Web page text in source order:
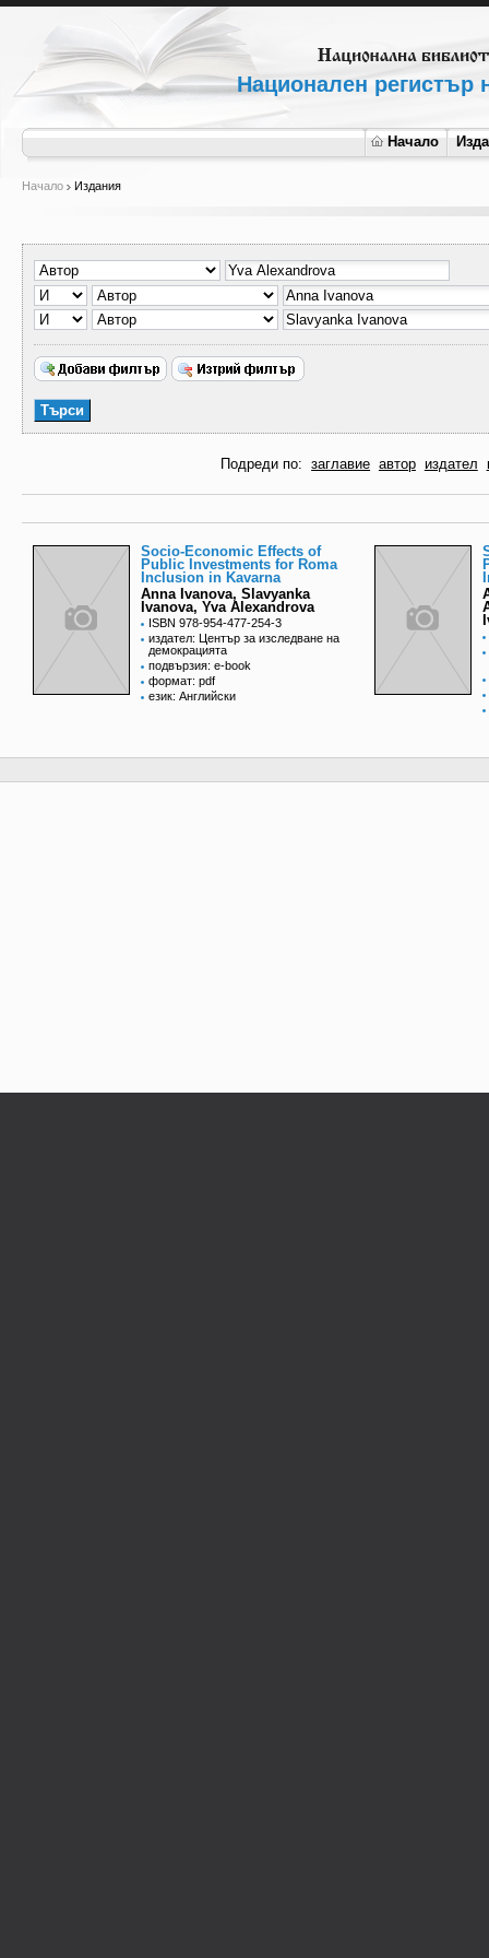
Национален регистър
Начало
Начало Издания
Подреди по: заглавие автор издател
Socio-Economic Effects of
Public Investments for Roma
Inclusion in Kavarna
Anna Ivanova, Slavyanka
Ivanova, Yva Alexandrova
ISBN 978-954-477-254-3
издател: Център за изследване на
демокрацията
подвързия: e-book
формат: pdf
език: Английски